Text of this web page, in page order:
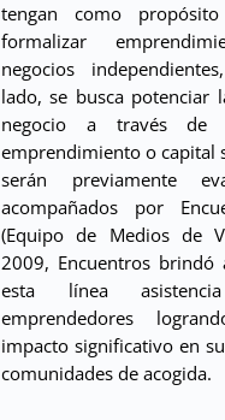
tengan como
formalizar
negocios
lado, se busca potenciar
negocio a través de
emprendimiento o capital
serán previamente
acompañados por
(Equipo de Medios de
2009, Encuentros brindó
esta línea
emprendedores
impacto significativo en
comunidades de acogida.